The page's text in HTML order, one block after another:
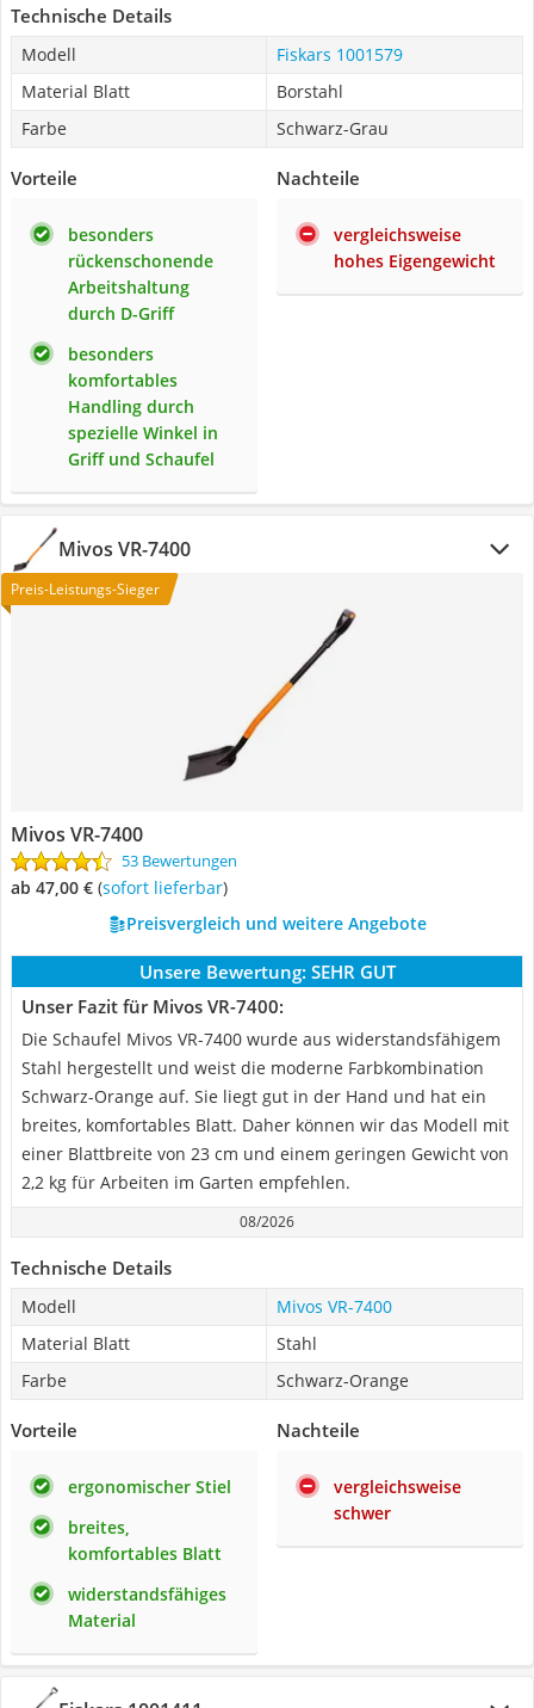
Technische Details
Modell
Fiskars 1001579
Material Blatt
Borstahl
Farbe
Schwarz-Grau
Vorteile
besonders
rückenschonende
Arbeitshaltung
durch D-Griff
besonders
komfortables
Handling durch
spezielle Winkel in
Griff und Schaufel
Nachteile
vergleichsweise
hohes Eigengewicht
Mivos ‎VR-7400
Preis-Leistungs-Sieger
Mivos ‎VR-7400
53 Bewertungen
ab 47,00 € ( Sofort lieferbar)
Preisvergleich und weitere Angebote
Unsere Bewertung: SEHR GUT
Unser Fazit für Mivos ‎VR-7400:
Die Schaufel Mivos ‎VR-7400 wurde aus widerstandsfähigem
Stahl hergestellt und weist die moderne Farbkombination
Schwarz-Orange auf. Sie liegt gut in der Hand und hat ein
breites, komfortables Blatt. Daher können wir das Modell mit
einer Blattbreite von 23 cm und einem geringen Gewicht von
2,2 kg für Arbeiten im Garten empfehlen.
08/2026
Technische Details
Modell
Mivos ‎VR-7400
Material Blatt
Stahl
Farbe
Schwarz-Orange
Vorteile
ergonomischer Stiel
breites,
komfortables Blatt
widerstandsfähiges
Material
Nachteile
vergleichsweise
schwer